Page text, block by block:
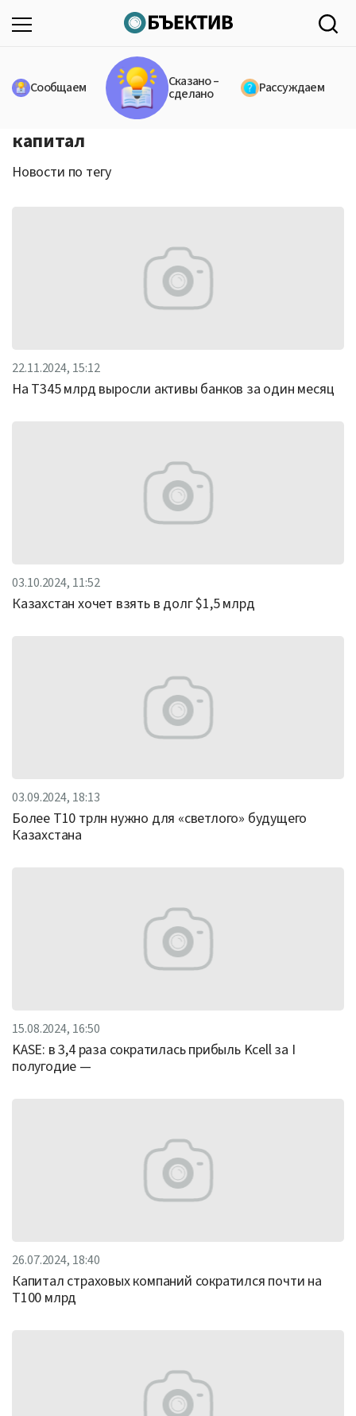
Сообщаем Сказано –
сделано Рассуждаем
капитал
Новости по тегу
22.11.2024, 15:12
На Т345 млрд выросли активы банков за один месяц
03.10.2024, 11:52
Казахстан хочет взять в долг $1,5 млрд
03.09.2024, 18:13
Более Т10 трлн нужно для «светлого» будущего
Казахстана
15.08.2024, 16:50
KASE: в 3,4 раза сократилась прибыль Kcell за I
полугодие —
26.07.2024, 18:40
Капитал страховых компаний сократился почти на
Т100 млрд